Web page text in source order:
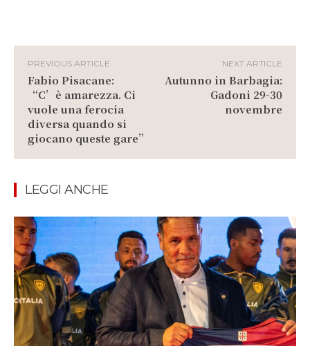
PREVIOUS ARTICLE
Fabio Pisacane:
“C’è amarezza. Ci
vuole una ferocia
diversa quando si
giocano queste gare”
NEXT ARTICLE
Autunno in Barbagia:
Gadoni 29-30
novembre
LEGGI ANCHE